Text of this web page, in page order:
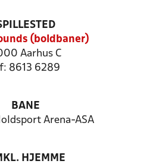
(boldbaner)
Aarhus C
8613 6289
BANE
Arena-ASA
HJEMME